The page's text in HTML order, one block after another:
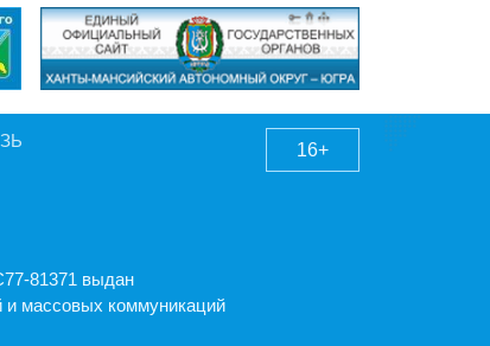
81371 выдан
и массовых коммуникаций
16+